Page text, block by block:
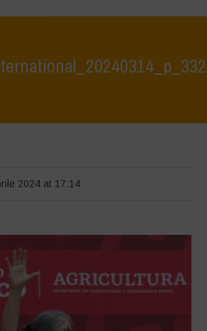
2024 at 17:14